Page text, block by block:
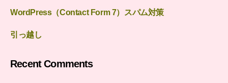
WordPress（Contact Form 7）スパム対策
引っ越し
Recent Comments